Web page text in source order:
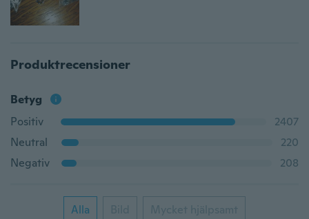
Produktrecensioner
Betyg
Positiv
2407
Neutral
220
Negativ
208
Alla Bild Mycket hjälpsamt